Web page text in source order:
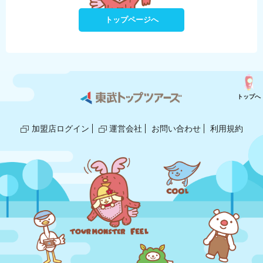
トップページへ
加盟店ログイン 運営会社 お問い合わせ 利用規約
トップへ